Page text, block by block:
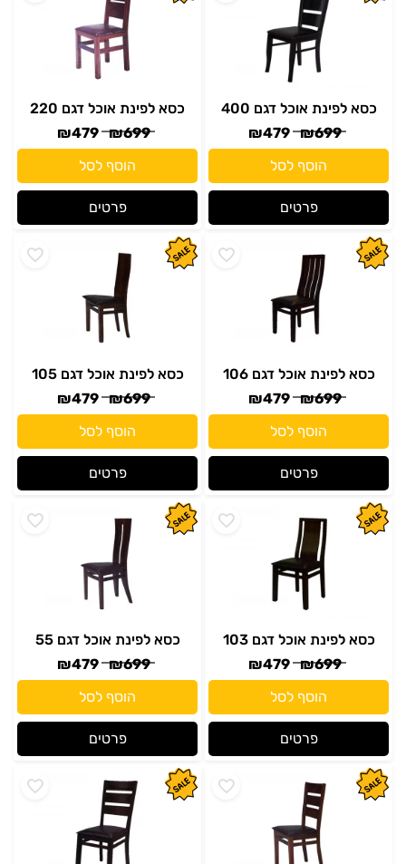
כסא לפינת אוכל דגם 400
₪699
₪479
הוסף לסל
פרטים
כסא לפינת אוכל דגם 220
₪699
₪479
הוסף לסל
פרטים
כסא לפינת אוכל דגם 106
₪699
₪479
הוסף לסל
פרטים
כסא לפינת אוכל דגם 105
₪699
₪479
הוסף לסל
פרטים
כסא לפינת אוכל דגם 103
₪699
₪479
הוסף לסל
פרטים
כסא לפינת אוכל דגם 55
₪699
₪479
הוסף לסל
פרטים